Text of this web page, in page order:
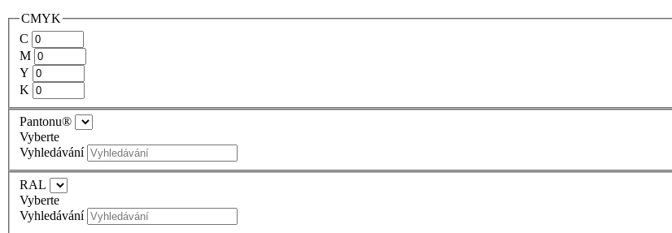
CMYK
C
M
Y
K
Pantonu®
Vyberte
Vyhledávání
RAL
Vyberte
Vyhledávání